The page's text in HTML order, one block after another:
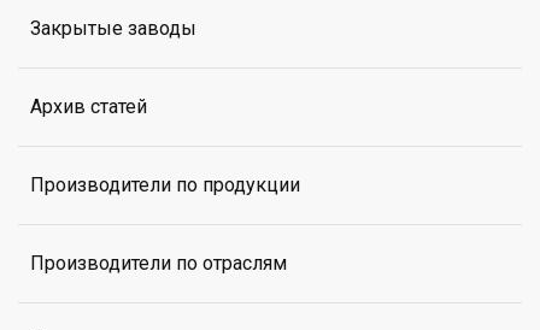
Закрытые заводы
Архив статей
Производители по продукции
Производители по отраслям